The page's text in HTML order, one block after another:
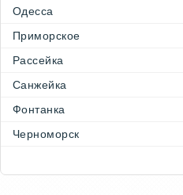
Одесса
Приморское
Рассейка
Санжейка
Фонтанка
Черноморск